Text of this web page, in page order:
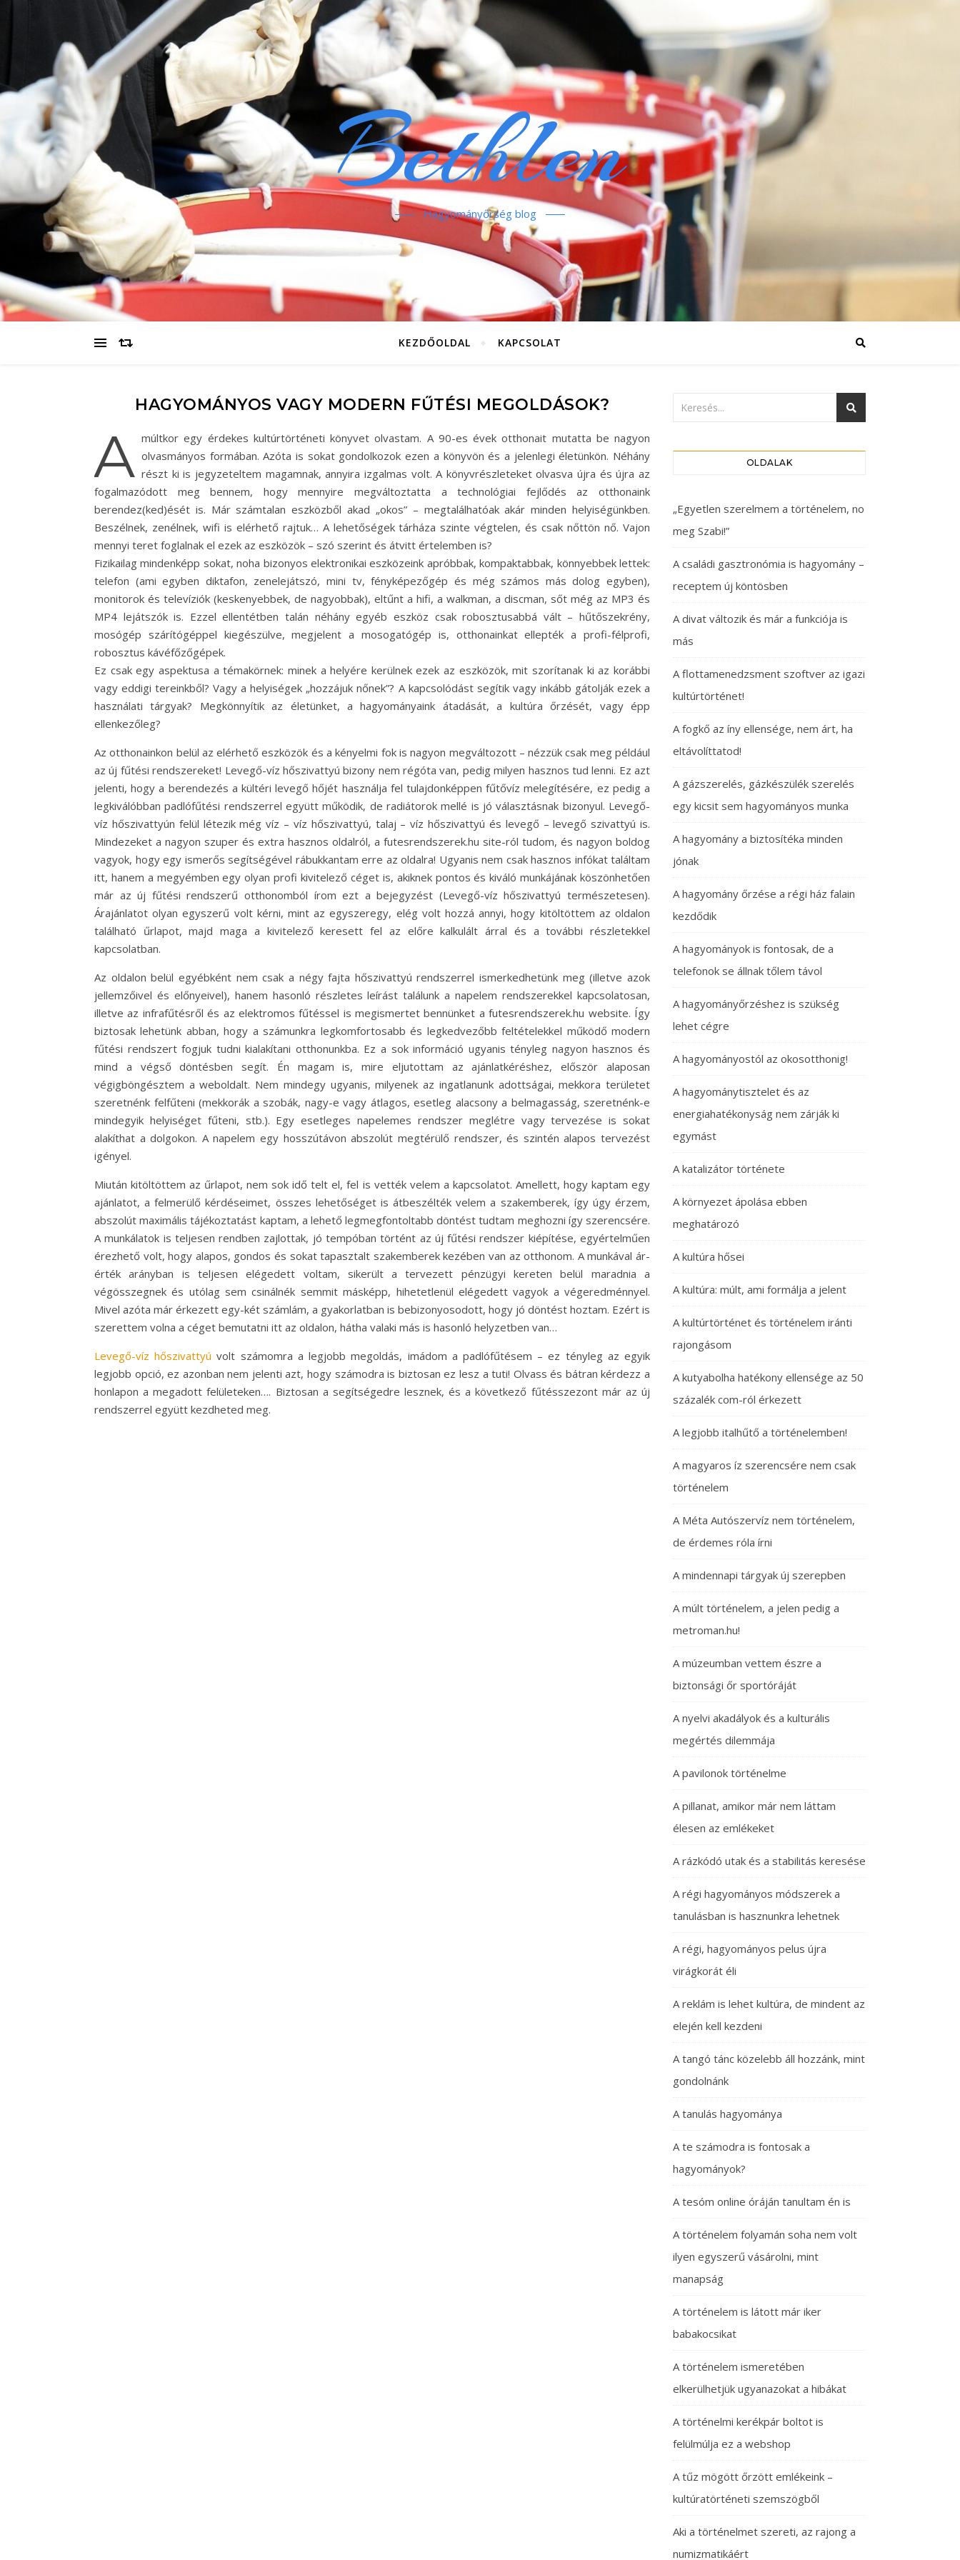
Bethlen
Hagyományőrség blog
KEZDŐOLDAL KAPCSOLAT
HAGYOMÁNYOS VAGY MODERN FŰTÉSI MEGOLDÁSOK?
A múltkor egy érdekes kultúrtörténeti könyvet olvastam. A 90-es évek otthonait mutatta be nagyon
olvasmányos formában. Azóta is sokat gondolkozok ezen a könyvön és a jelenlegi életünkön. Néhány
részt ki is jegyzeteltem magamnak, annyira izgalmas volt. A könyvrészleteket olvasva újra és újra az
fogalmazódott meg bennem, hogy mennyire megváltoztatta a technológiai fejlődés az otthonaink
berendez(ked)ését is. Már számtalan eszközből akad „okos” – megtalálhatóak akár minden helyiségünkben.
Beszélnek, zenélnek, wifi is elérhető rajtuk… A lehetőségek tárháza szinte végtelen, és csak nőttön nő. Vajon
mennyi teret foglalnak el ezek az eszközök – szó szerint és átvitt értelemben is?
Fizikailag mindenképp sokat, noha bizonyos elektronikai eszközeink apróbbak, kompaktabbak, könnyebbek lettek:
telefon (ami egyben diktafon, zenelejátszó, mini tv, fényképezőgép és még számos más dolog egyben),
monitorok és televíziók (keskenyebbek, de nagyobbak), eltűnt a hifi, a walkman, a discman, sőt még az MP3 és
MP4 lejátszók is. Ezzel ellentétben talán néhány egyéb eszköz csak robosztusabbá vált – hűtőszekrény,
mosógép szárítógéppel kiegészülve, megjelent a mosogatógép is, otthonainkat ellepték a profi-félprofi,
robosztus kávéfőzőgépek.
Ez csak egy aspektusa a témakörnek: minek a helyére kerülnek ezek az eszközök, mit szorítanak ki az korábbi
vagy eddigi tereinkből? Vagy a helyiségek „hozzájuk nőnek”? A kapcsolódást segítik vagy inkább gátolják ezek a
használati tárgyak? Megkönnyítik az életünket, a hagyományaink átadását, a kultúra őrzését, vagy épp
ellenkezőleg?
Az otthonainkon belül az elérhető eszközök és a kényelmi fok is nagyon megváltozott – nézzük csak meg például
az új fűtési rendszereket! Levegő-víz hőszivattyú bizony nem régóta van, pedig milyen hasznos tud lenni. Ez azt
jelenti, hogy a berendezés a kültéri levegő hőjét használja fel tulajdonképpen fűtővíz melegítésére, ez pedig a
legkiválóbban padlófűtési rendszerrel együtt működik, de radiátorok mellé is jó választásnak bizonyul. Levegő-
víz hőszivattyún felül létezik még víz – víz hőszivattyú, talaj – víz hőszivattyú és levegő – levegő szivattyú is.
Mindezeket a nagyon szuper és extra hasznos oldalról, a futesrendszerek.hu site-ról tudom, és nagyon boldog
vagyok, hogy egy ismerős segítségével rábukkantam erre az oldalra! Ugyanis nem csak hasznos infókat találtam
itt, hanem a megyémben egy olyan profi kivitelező céget is, akiknek pontos és kiváló munkájának köszönhetően
már az új fűtési rendszerű otthonomból írom ezt a bejegyzést (Levegő-víz hőszivattyú természetesen).
Árajánlatot olyan egyszerű volt kérni, mint az egyszeregy, elég volt hozzá annyi, hogy kitöltöttem az oldalon
található űrlapot, majd maga a kivitelező keresett fel az előre kalkulált árral és a további részletekkel
kapcsolatban.
Az oldalon belül egyébként nem csak a négy fajta hőszivattyú rendszerrel ismerkedhetünk meg (illetve azok
jellemzőivel és előnyeivel), hanem hasonló részletes leírást találunk a napelem rendszerekkel kapcsolatosan,
illetve az infrafűtésről és az elektromos fűtéssel is megismertet bennünket a futesrendszerek.hu website. Így
biztosak lehetünk abban, hogy a számunkra legkomfortosabb és legkedvezőbb feltételekkel működő modern
fűtési rendszert fogjuk tudni kialakítani otthonunkba. Ez a sok információ ugyanis tényleg nagyon hasznos és
mind a végső döntésben segít. Én magam is, mire eljutottam az ajánlatkéréshez, először alaposan
végigböngésztem a weboldalt. Nem mindegy ugyanis, milyenek az ingatlanunk adottságai, mekkora területet
szeretnénk felfűteni (mekkorák a szobák, nagy-e vagy átlagos, esetleg alacsony a belmagasság, szeretnénk-e
mindegyik helyiséget fűteni, stb.). Egy esetleges napelemes rendszer meglétre vagy tervezése is sokat
alakíthat a dolgokon. A napelem egy hosszútávon abszolút megtérülő rendszer, és szintén alapos tervezést
igényel.
Miután kitöltöttem az űrlapot, nem sok idő telt el, fel is vették velem a kapcsolatot. Amellett, hogy kaptam egy
ajánlatot, a felmerülő kérdéseimet, összes lehetőséget is átbeszélték velem a szakemberek, így úgy érzem,
abszolút maximális tájékoztatást kaptam, a lehető legmegfontoltabb döntést tudtam meghozni így szerencsére.
A munkálatok is teljesen rendben zajlottak, jó tempóban történt az új fűtési rendszer kiépítése, egyértelműen
érezhető volt, hogy alapos, gondos és sokat tapasztalt szakemberek kezében van az otthonom. A munkával ár-
érték arányban is teljesen elégedett voltam, sikerült a tervezett pénzügyi kereten belül maradnia a
végösszegnek és utólag sem csinálnék semmit másképp, hihetetlenül elégedett vagyok a végeredménnyel.
Mivel azóta már érkezett egy-két számlám, a gyakorlatban is bebizonyosodott, hogy jó döntést hoztam. Ezért is
szerettem volna a céget bemutatni itt az oldalon, hátha valaki más is hasonló helyzetben van…
Levegő-víz hőszivattyú volt számomra a legjobb megoldás, imádom a padlófűtésem – ez tényleg az egyik
legjobb opció, ez azonban nem jelenti azt, hogy számodra is biztosan ez lesz a tuti! Olvass és bátran kérdezz a
honlapon a megadott felületeken…. Biztosan a segítségedre lesznek, és a következő fűtésszezont már az új
rendszerrel együtt kezdheted meg.
OLDALAK
„Egyetlen szerelmem a történelem, no
meg Szabi!”
A családi gasztronómia is hagyomány –
receptem új köntösben
A divat változik és már a funkciója is
más
A flottamenedzsment szoftver az igazi
kultúrtörténet!
A fogkő az íny ellensége, nem árt, ha
eltávolíttatod!
A gázszerelés, gázkészülék szerelés
egy kicsit sem hagyományos munka
A hagyomány a biztosítéka minden
jónak
A hagyomány őrzése a régi ház falain
kezdődik
A hagyományok is fontosak, de a
telefonok se állnak tőlem távol
A hagyományőrzéshez is szükség
lehet cégre
A hagyományostól az okosotthonig!
A hagyománytisztelet és az
energiahatékonyság nem zárják ki
egymást
A katalizátor története
A környezet ápolása ebben
meghatározó
A kultúra hősei
A kultúra: múlt, ami formálja a jelent
A kultúrtörténet és történelem iránti
rajongásom
A kutyabolha hatékony ellensége az 50
százalék com-ról érkezett
A legjobb italhűtő a történelemben!
A magyaros íz szerencsére nem csak
történelem
A Méta Autószervíz nem történelem,
de érdemes róla írni
A mindennapi tárgyak új szerepben
A múlt történelem, a jelen pedig a
metroman.hu!
A múzeumban vettem észre a
biztonsági őr sportóráját
A nyelvi akadályok és a kulturális
megértés dilemmája
A pavilonok történelme
A pillanat, amikor már nem láttam
élesen az emlékeket
A rázkódó utak és a stabilitás keresése
A régi hagyományos módszerek a
tanulásban is hasznunkra lehetnek
A régi, hagyományos pelus újra
virágkorát éli
A reklám is lehet kultúra, de mindent az
elején kell kezdeni
A tangó tánc közelebb áll hozzánk, mint
gondolnánk
A tanulás hagyománya
A te számodra is fontosak a
hagyományok?
A tesóm online óráján tanultam én is
A történelem folyamán soha nem volt
ilyen egyszerű vásárolni, mint
manapság
A történelem is látott már iker
babakocsikat
A történelem ismeretében
elkerülhetjük ugyanazokat a hibákat
A történelmi kerékpár boltot is
felülmúlja ez a webshop
A tűz mögött őrzött emlékeink –
kultúratörténeti szemszögből
Aki a történelmet szereti, az rajong a
numizmatikáért